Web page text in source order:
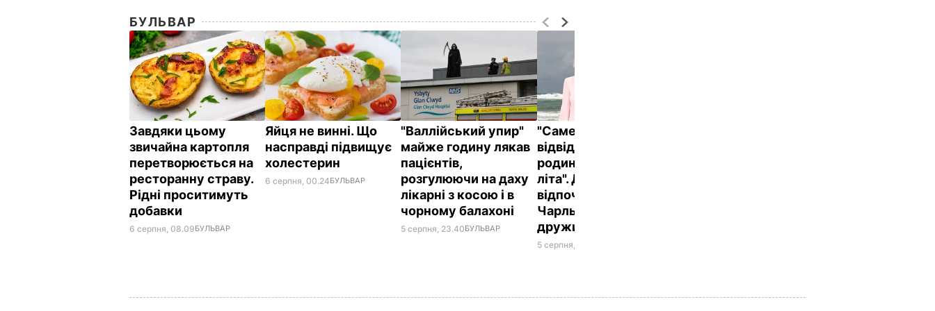
БУЛЬВАР
Завдяки цьому
звичайна картопля
перетворюється на
ресторанну страву.
Рідні проситимуть
добавки
6 серпня, 08.09БУЛЬВАР
Яйця не винні. Що
насправді підвищує
холестерин
6 серпня, 00.24БУЛЬВАР
"Валлійський упир"
майже годину лякав
пацієнтів,
розгулюючи на даху
лікарні з косою і в
чорному балахоні
5 серпня, 23.40БУЛЬВАР
"Саме там його
відвідують члени
родини протягом
літа". Де
відпочивають
Чарльз III і його
дружина Камілла
5 серпня, 20.33